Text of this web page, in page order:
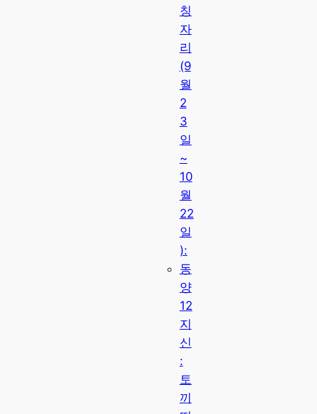
칭
자
리
(9
월
2
3
일
~
10
월
22
일
):
동
양
12
지
신
:
토
끼